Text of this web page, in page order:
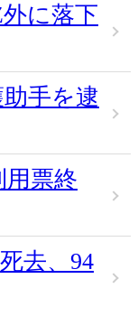
に落下
手を逮
用票終
去、94